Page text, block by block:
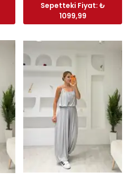
Sepetteki Fiyat: ₺
1099,99